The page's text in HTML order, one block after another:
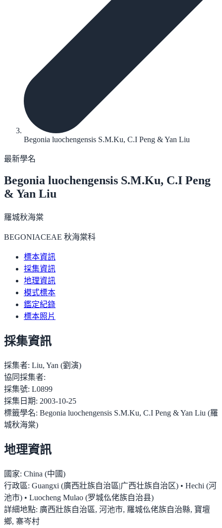
Begonia luochengensis S.M.Ku, C.I Peng & Yan Liu
最新學名
Begonia luochengensis S.M.Ku, C.I Peng
& Yan Liu
羅城秋海棠
BEGONIACEAE 秋海棠科
標本資訊
採集資訊
地理資訊
模式標本
鑑定紀錄
標本照片
採集資訊
採集者: Liu, Yan (劉演)
協同採集者:
採集號: L0899
採集日期: 2003-10-25
標籤學名: Begonia luochengensis S.M.Ku, C.I Peng & Yan Liu (羅
城秋海棠)
地理資訊
國家: China (中國)
行政區: Guangxi (廣西壯族自治區|广西壮族自治区) • Hechi (河
池市) • Luocheng Mulao (罗城仫佬族自治县)
詳細地點: 廣西壯族自治區, 河池市, 羅城仫佬族自治縣, 寶壇
鄉, 寨岑村